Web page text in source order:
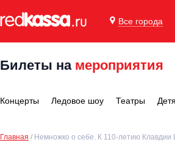
Все города
Билеты на мероприятия
Концерты Ледовое шоу Театры
Главная Немножко о себе. К 110-летию Клавдии